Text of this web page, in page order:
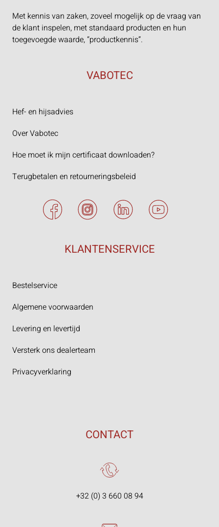
Met kennis van zaken, zoveel mogelijk op de vraag van
de klant inspelen, met standaard producten en hun
toegevoegde waarde, “productkennis”.
VABOTEC
Hef- en hijsadvies
Over Vabotec
Hoe moet ik mijn certificaat downloaden?
Terugbetalen en retourneringsbeleid
KLANTENSERVICE
Bestelservice
Algemene voorwaarden
Levering en levertijd
Versterk ons dealerteam
Privacyverklaring
CONTACT
+32 (0) 3 660 08 94